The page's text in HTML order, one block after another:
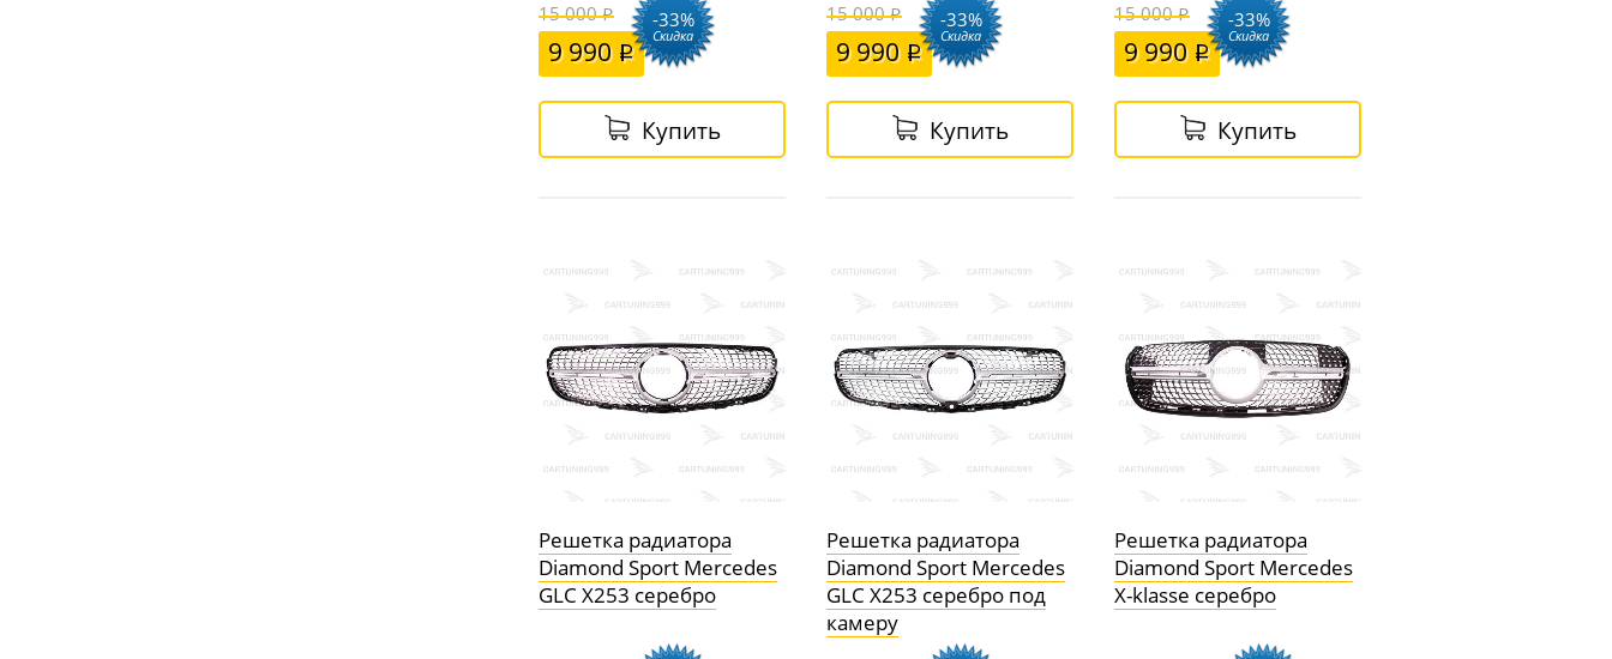
15 000
9 990
-33%
Скидка
Купить
15 000
9 990
-33%
Скидка
Купить
15 000
9 990
-33%
Скидка
Купить
Решетка радиатора
Diamond Sport Mercedes
GLC X253 серебро
Решетка радиатора
Diamond Sport Mercedes
GLC X253 серебро под
камеру
Решетка радиатора
Diamond Sport Mercedes
X-klasse серебро